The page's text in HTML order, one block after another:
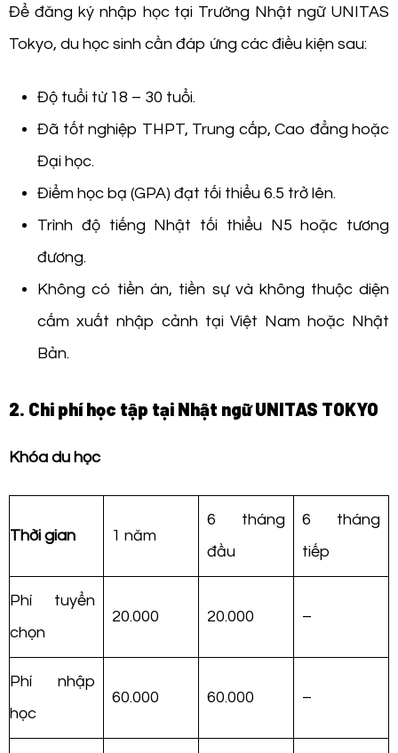
Để đăng ký nhập học tại Trường Nhật ngữ UNITAS
Tokyo, du học sinh cần đáp ứng các điều kiện sau:
Độ tuổi từ 18 – 30 tuổi.
Đã tốt nghiệp THPT, Trung cấp, Cao đẳng hoặc
Đại học.
Điểm học bạ (GPA) đạt tối thiểu 6.5 trở lên.
Trình độ tiếng Nhật tối thiểu N5 hoặc tương
đương.
Không có tiền án, tiền sự và không thuộc diện
cấm xuất nhập cảnh tại Việt Nam hoặc Nhật
Bản.
2. Chi phí học tập tại Nhật ngữ UNITAS TOKYO
Khóa du học
Thời gian 1 năm
6 tháng
đầu
6 tháng
tiếp
Phí tuyển
chọn
20.000 20.000 –
Phí nhập
học
60.000 60.000 –